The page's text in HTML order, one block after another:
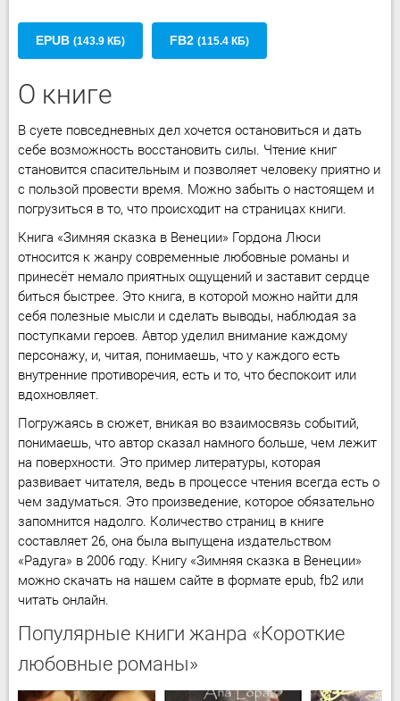
EPUB (143.9 КБ) FB2 (115.4 КБ)
О книге
В суете повседневных дел хочется остановиться и дать
себе возможность восстановить силы. Чтение книг
становится спасительным и позволяет человеку приятно и
с пользой провести время. Можно забыть о настоящем и
погрузиться в то, что происходит на страницах книги.
Книга «Зимняя сказка в Венеции» Гордона Люси
относится к жанру современные любовные романы и
принесёт немало приятных ощущений и заставит сердце
биться быстрее. Это книга, в которой можно найти для
себя полезные мысли и сделать выводы, наблюдая за
поступками героев. Автор уделил внимание каждому
персонажу, и, читая, понимаешь, что у каждого есть
внутренние противоречия, есть и то, что беспокоит или
вдохновляет.
Погружаясь в сюжет, вникая во взаимосвязь событий,
понимаешь, что автор сказал намного больше, чем лежит
на поверхности. Это пример литературы, которая
развивает читателя, ведь в процессе чтения всегда есть о
чем задуматься. Это произведение, которое обязательно
запомнится надолго. Количество страниц в книге
составляет 26, она была выпущена издательством
«Радуга» в 2006 году. Книгу «Зимняя сказка в Венеции»
можно скачать на нашем сайте в формате epub, fb2 или
читать онлайн.
Популярные книги жанра «Короткие
любовные романы»